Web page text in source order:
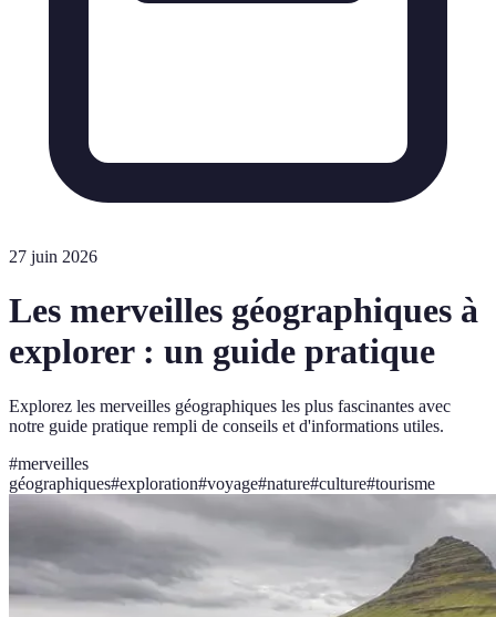
27 juin 2026
Les merveilles géographiques à
explorer : un guide pratique
Explorez les merveilles géographiques les plus fascinantes avec
notre guide pratique rempli de conseils et d'informations utiles.
#merveilles
géographiques#exploration#voyage#nature#culture#tourisme